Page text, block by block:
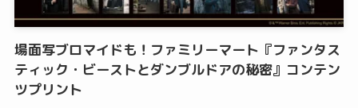
場面写ブロマイドも！ファミリーマート『ファンタス
ティック・ビーストとダンブルドアの秘密』コンテン
ツプリント